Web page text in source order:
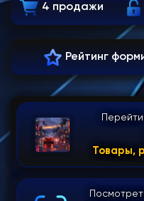
4 продажи
Рейтинг
Товары,